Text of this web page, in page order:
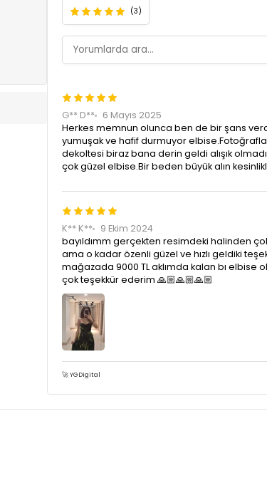
(3)
G** D**
6 Mayıs 2025
Herkes memnun olunca ben de bir şans
yumuşak ve hafif durmuyor
dekoltesi biraz bana derin geldi alışık
çok güzel elbise.Bir beden büyük alın
K** K**
9 Ekim 2024
bayıldımm gerçekten resimdeki halinden
ama o kadar özenli güzel ve hızlı geldiki
mağazada 9000 TL aklımda kalan bı elbise
çok teşekkür ederim 🙏🏼🙏🏼🙏🏼
**** ****
21 Eylül 2024
3 gün içinde elimize geçmesini istedik.
🚀 YGDigital